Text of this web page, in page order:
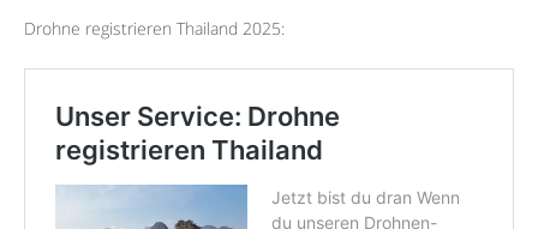
Drohne registrieren Thailand 2025: